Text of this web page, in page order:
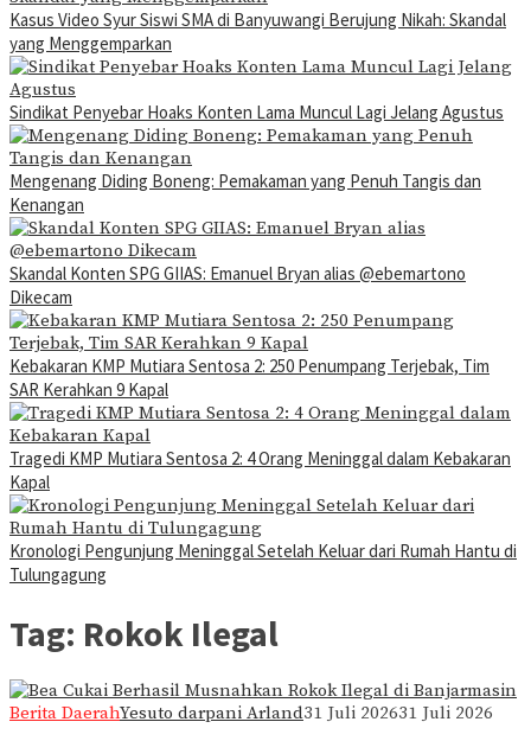
Kasus Video Syur Siswi SMA di Banyuwangi Berujung Nikah: Skandal
yang Menggemparkan
Sindikat Penyebar Hoaks Konten Lama Muncul Lagi Jelang Agustus
Mengenang Diding Boneng: Pemakaman yang Penuh Tangis dan
Kenangan
Skandal Konten SPG GIIAS: Emanuel Bryan alias @ebemartono
Dikecam
Kebakaran KMP Mutiara Sentosa 2: 250 Penumpang Terjebak, Tim
SAR Kerahkan 9 Kapal
Tragedi KMP Mutiara Sentosa 2: 4 Orang Meninggal dalam Kebakaran
Kapal
Kronologi Pengunjung Meninggal Setelah Keluar dari Rumah Hantu di
Tulungagung
Tag: Rokok Ilegal
Berita DaerahYesuto darpani Arland31 Juli 202631 Juli 2026